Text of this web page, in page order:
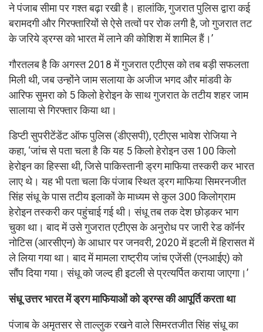
ने पंजाब सीमा पर गश्त बढ़ा रखी है। हालांकि, गुजरात पुलिस द्वारा कई
बरामदगी और गिरफ्तारियों से ऐसे तत्वों पर रोक लगी है, जो गुजरात तट
के जरिये ड्रग्स को भारत में लाने की कोशिश में शामिल हैं।’
गौरतलब है कि अगस्त 2018 में गुजरात एटीएस को तब बड़ी सफलता
मिली थी, जब उन्होंने जाम सलाया के अजीज भगद और मांडवी के
आरिफ सुमरा को 5 किलो हेरोइन के साथ गुजरात के तटीय शहर जाम
सालाया से गिरफ्तार किया था।
डिप्टी सुपरीटेंडेंट ऑफ पुलिस (डीएसपी), एटीएस भावेश रोजिया ने
कहा, ‘जांच से पता चला है कि यह 5 किलो हेरोइन उस 100 किलो
हेरोइन का हिस्सा थी, जिसे पाकिस्तानी ड्रग माफिया तस्करी कर भारत
लाए थे। यह भी पता चला कि पंजाब स्थित ड्रग माफिया सिमरनजीत
सिंह संधू के पास तटीय इलाकों के माध्यम से कुल 300 किलोग्राम
हेरोइन तस्करी कर पहुंचाई गई थी। संधू तब तक देश छोड़कर भाग
चुका था। बाद में उसे गुजरात एटीएस के अनुरोध पर जारी रेड कॉर्नर
नोटिस (आरसीएन) के आधार पर जनवरी, 2020 में इटली में हिरासत में
ले लिया गया था। बाद में मामला राष्ट्रीय जांच एजेंसी (एनआईए) को
सौंप दिया गया। संधू को जल्द ही इटली से प्रत्यर्पित कराया जाएगा।’
संधू उत्तर भारत में ड्रग माफियाओं को ड्रग्स की आपूर्ति करता था
पंजाब के अमृतसर से ताल्लुक रखने वाले सिमरतजीत सिंह संधू का